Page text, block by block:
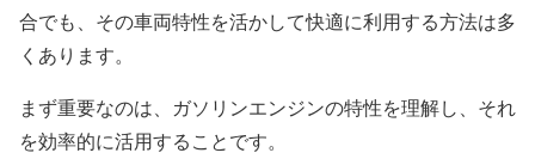
合でも、その車両特性を活かして快適に利用する方法は多
くあります。
まず重要なのは、ガソリンエンジンの特性を理解し、それ
を効率的に活用することです。